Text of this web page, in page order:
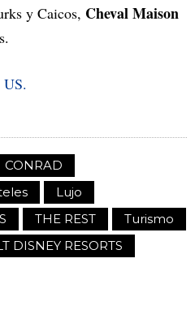
y Caicos, Cheval Maison
US.
CONRAD
Lujo
THE REST
Turismo
DISNEY RESORTS